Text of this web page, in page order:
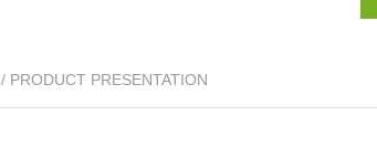
/ PRODUCT PRESENTATION